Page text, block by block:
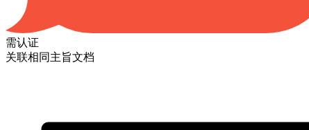
需认证
关联相同主旨文档